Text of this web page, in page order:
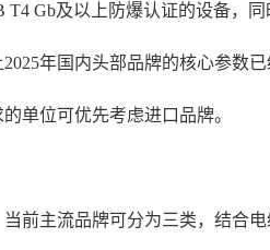
Gb及以上防爆认证的设备，
年国内头部品牌的核心参数
单位可优先考虑进口品牌。
前主流品牌可分为三类，结合